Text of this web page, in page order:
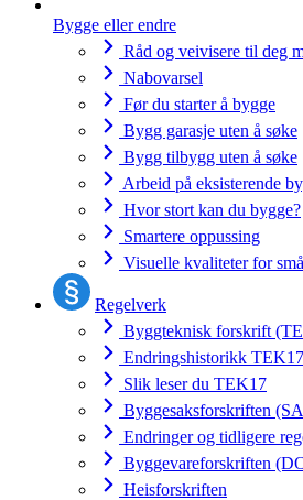
Bygge eller endre
Råd og veivisere til deg
Nabovarsel
Før du starter å bygge
Bygg garasje uten å søke
Bygg tilbygg uten å søke
Arbeid på eksisterende
Hvor stort kan du bygge?
Smartere oppussing
Visuelle kvaliteter for
Regelverk
Byggteknisk forskrift
Endringshistorikk TEK17
Slik leser du TEK17
Byggesaksforskriften
Endringer og tidligere
Byggevareforskriften
Heisforskriften